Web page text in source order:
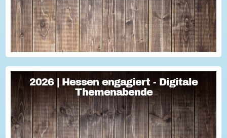
2026 | Hessen engagiert - Digitale
Themenabende
2026 | Hessen engagiert - Digitale
Themenabende
Sie haben Fragen zum Thema "Versicherung im Ehrenamt"?
Oder wollten schon immer mal lernen, wie man Engagement-
Geschichten für die Öffentlichkeitsarbeit des Vereins
nutzen kann? Dann haben wir da was!...